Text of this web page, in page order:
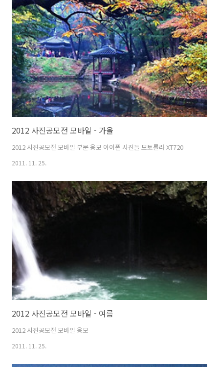
2012 사진공모전 모바일 - 가을
2012 사진공모전 모바일 부문 응모 아이폰 사진들 모토롤라 XT720
2011. 11. 25.
2012 사진공모전 모바일 - 여름
2012 사진공모전 모바일 응모
2011. 11. 25.